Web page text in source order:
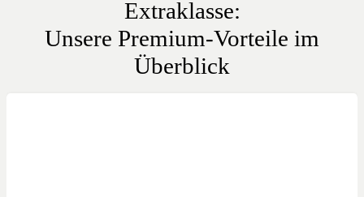
Extraklasse:
Unsere Premium-Vorteile im
Überblick